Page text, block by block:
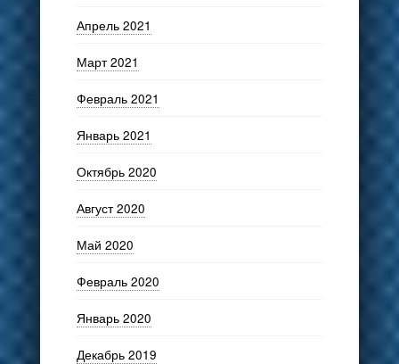
Апрель 2021
Март 2021
Февраль 2021
Январь 2021
Октябрь 2020
Август 2020
Май 2020
Февраль 2020
Январь 2020
Декабрь 2019